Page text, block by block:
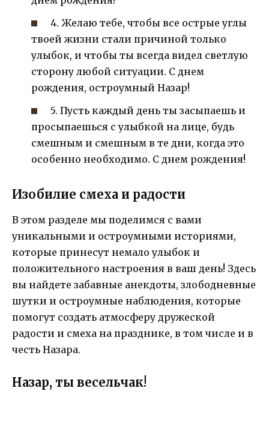
4. Желаю тебе, чтобы все острые углы
твоей жизни стали причиной только
улыбок, и чтобы ты всегда видел светлую
сторону любой ситуации. С днем
рождения, остроумный Назар!
5. Пусть каждый день ты засыпаешь и
просыпаешься с улыбкой на лице, будь
смешным и смешным в те дни, когда это
особенно необходимо. С днем рождения!
Изобилие смеха и радости
В этом разделе мы поделимся с вами
уникальными и остроумными историями,
которые принесут немало улыбок и
положительного настроения в ваш день! Здесь
вы найдете забавные анекдоты, злободневные
шутки и остроумные наблюдения, которые
помогут создать атмосферу дружеской
радости и смеха на празднике, в том числе и в
честь Назара.
Назар, ты весельчак!